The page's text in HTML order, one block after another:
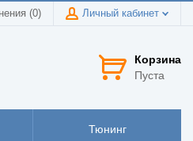
(0) Личный кабинет
Корзина
Пуста
Тюнинг